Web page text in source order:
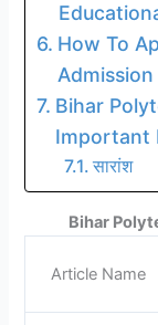
How To
Bihar
Important
सारांश
Bihar
Article Name